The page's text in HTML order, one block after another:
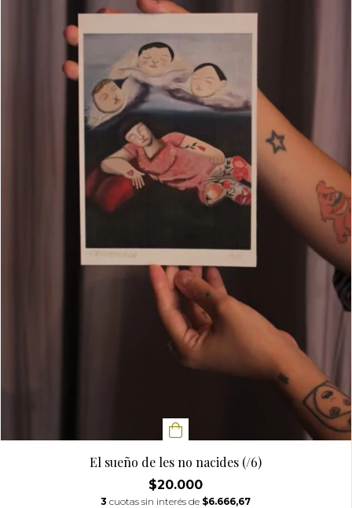
El sueño de les no nacides (/6)
$20.000
3 cuotas sin interés de $6.666,67